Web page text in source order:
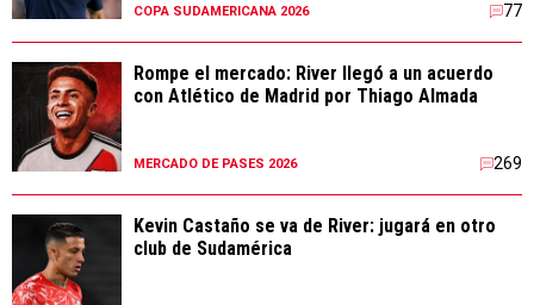
COPA SUDAMERICANA 2026 77
Rompe el mercado: River llegó a un acuerdo
con Atlético de Madrid por Thiago Almada
MERCADO DE PASES 2026 269
Kevin Castaño se va de River: jugará en otro
club de Sudamérica